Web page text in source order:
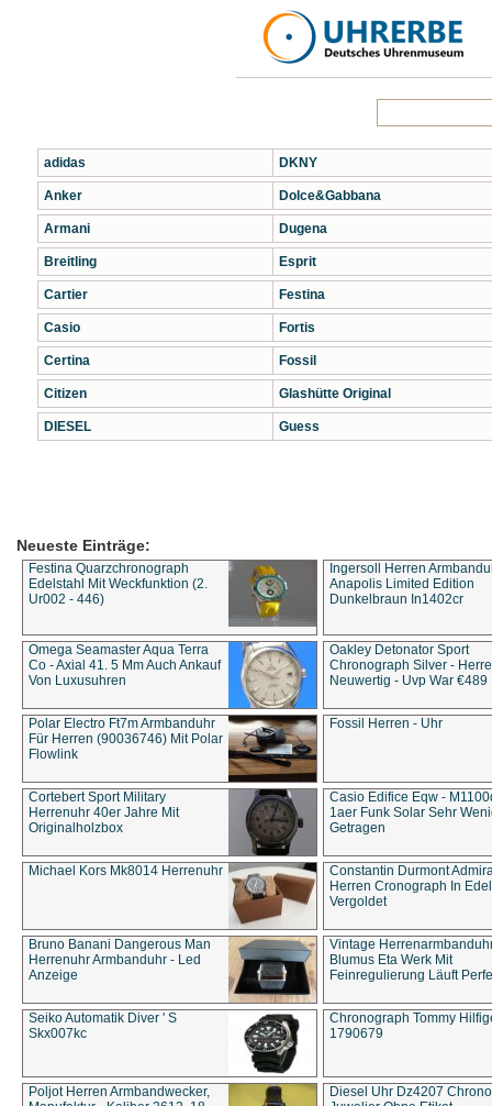
adidas
Anker
Armani
Breitling
Cartier
Casio
Certina
Citizen
DIESEL
DKNY
Dolce&Gabbana
Dugena
Esprit
Festina
Fortis
Fossil
Glashütte Original
Guess
Neueste Einträge:
Festina Quarzchronograph
Edelstahl Mit Weckfunktion (2.
Ur002 - 446)
Ingersoll Herren
Anapolis Limited Edition
Dunkelbraun In1402cr
Omega Seamaster Aqua Terra
Co - Axial 41. 5 Mm Auch Ankauf
Von Luxusuhren
Oakley Detonator Sport
Chronograph Silver -
Neuwertig - Uvp War €489
Polar Electro Ft7m Armbanduhr
Für Herren (90036746) Mit Polar
Flowlink
Fossil Herren - Uhr
Cortebert Sport Military
Herrenuhr 40er Jahre Mit
Originalholzbox
Casio Edifice Eqw -
1aer Funk Solar Sehr
Getragen
Michael Kors Mk8014 Herrenuhr
Constantin Durmont
Herren Cronograph In
Vergoldet
Bruno Banani Dangerous Man
Herrenuhr Armbanduhr - Led
Anzeige
Vintage
Blumus Eta Werk Mit
Feinregulierung Läuft
Seiko Automatik Diver ' S
Skx007kc
Chronograph Tommy
1790679
Poljot Herren Armbandwecker,
Diesel Uhr Dz4207